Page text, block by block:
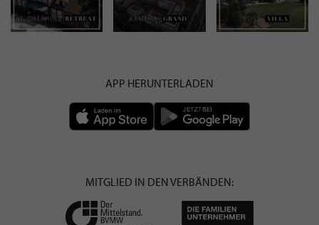
APP HERUNTERLADEN
MITGLIED IN DEN VERBÄNDEN: